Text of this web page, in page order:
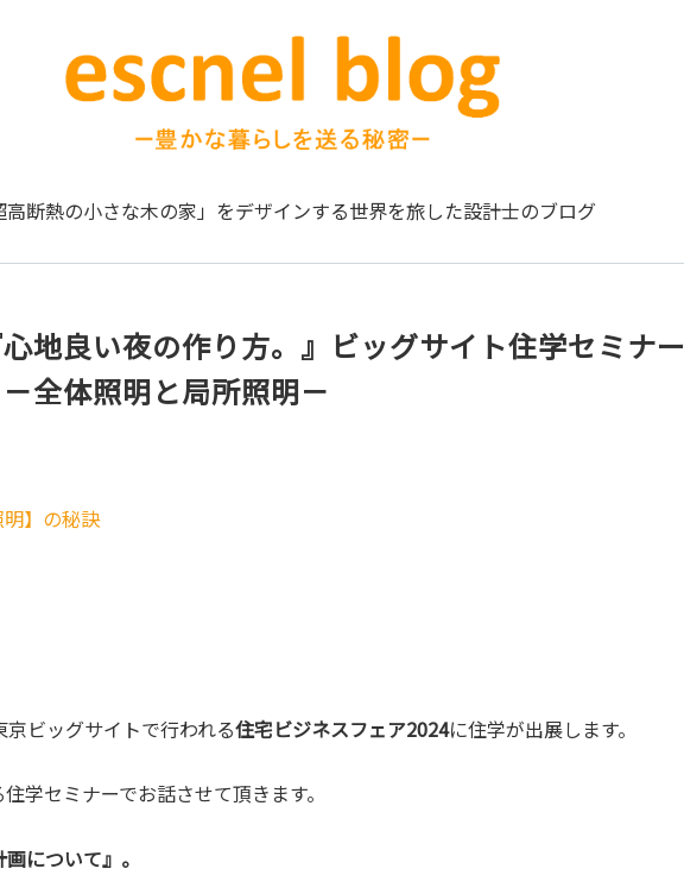
高断熱の小さな木の家」をデザインする世界を旅した設計士のブログ
心地良い夜の作り方。』ビッグサイト住学セミナー
全体照明と局所照明－
明】の秘訣
ビッグサイトで行われる住宅ビジネスフェア2024に住学が出展します。
学セミナーでお話させて頂きます。
画について』。